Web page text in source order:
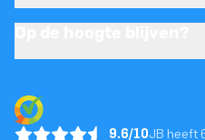
9.6/10JB heeft